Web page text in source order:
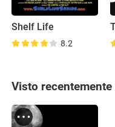
Shelf Life
8.2
Visto recentemente